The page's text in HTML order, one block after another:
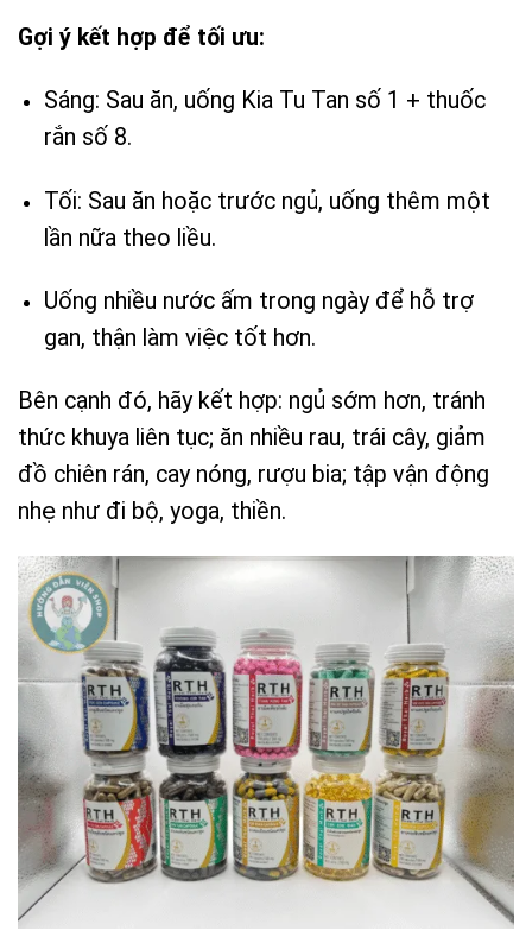
Gợi ý kết hợp để tối ưu:
Sáng: Sau ăn, uống Kia Tu Tan số 1 + thuốc
rắn số 8.
Tối: Sau ăn hoặc trước ngủ, uống thêm một
lần nữa theo liều.
Uống nhiều nước ấm trong ngày để hỗ trợ
gan, thận làm việc tốt hơn.
Bên cạnh đó, hãy kết hợp: ngủ sớm hơn, tránh
thức khuya liên tục; ăn nhiều rau, trái cây, giảm
đồ chiên rán, cay nóng, rượu bia; tập vận động
nhẹ như đi bộ, yoga, thiền.